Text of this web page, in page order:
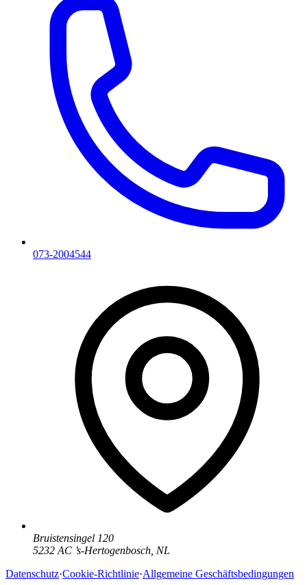
073-2004544
Bruistensingel 120
5232 AC ’s-Hertogenbosch NL
Datenschutz·Cookie-Richtlinie·Allgemeine Geschäftsbedingungen